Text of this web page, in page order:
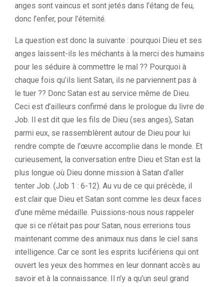
anges sont vaincus et sont jetés dans l’étang de feu,
donc l’enfer, pour l’éternité.
La question est donc la suivante : pourquoi Dieu et ses
anges laissent-ils les méchants à la merci des humains
pour les séduire à commettre le mal ?? Pourquoi à
chaque fois qu’ils lient Satan, ils ne parviennent pas à
le tuer ?? Donc Satan est au service même de Dieu.
Ceci est d’ailleurs confirmé dans le prologue du livre de
Job. Il est dit que les fils de Dieu (ses anges), Satan
parmi eux, se rassemblèrent autour de Dieu pour lui
rendre compte de l’œuvre accomplie dans le monde. Et
curieusement, la conversation entre Dieu et Stan est la
plus longue où Dieu donne mission à Satan d’aller
tenter Job. (Job 1 : 6-12). Au vu de ce qui précède, il
est clair que Dieu et Satan sont comme les deux faces
d’une même médaille. Puissions-nous nous rappeler
que si ce n’était pas pour Satan, nous errerions tous
maintenant comme des animaux nus dans le ciel sans
intelligence. Car ce sont les esprits lucifériens qui ont
ouvert les yeux des hommes en leur donnant accès au
savoir et à la connaissance. Il n’y a qu’un seul grand